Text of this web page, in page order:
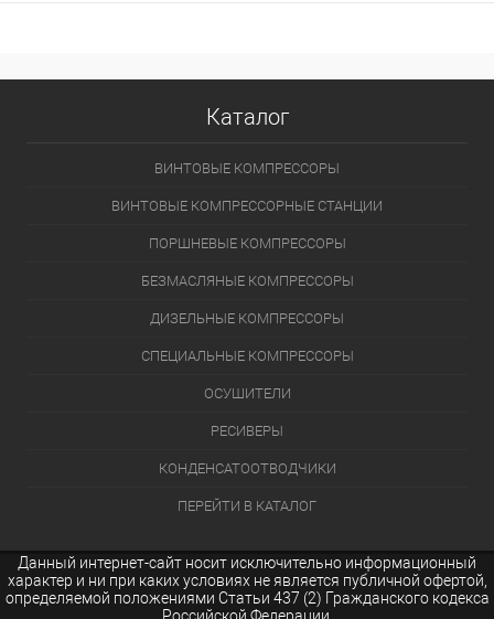
Каталог
ВИНТОВЫЕ КОМПРЕССОРЫ
ВИНТОВЫЕ КОМПРЕССОРНЫЕ СТАНЦИИ
ПОРШНЕВЫЕ КОМПРЕССОРЫ
БЕЗМАСЛЯНЫЕ КОМПРЕССОРЫ
ДИЗЕЛЬНЫЕ КОМПРЕССОРЫ
СПЕЦИАЛЬНЫЕ КОМПРЕССОРЫ
ОСУШИТЕЛИ
РЕСИВЕРЫ
КОНДЕНСАТООТВОДЧИКИ
ПЕРЕЙТИ В КАТАЛОГ
Данный интернет-сайт носит исключительно информационный
характер и ни при каких условиях не является публичной офертой,
определяемой положениями Статьи 437 (2) Гражданского кодекса